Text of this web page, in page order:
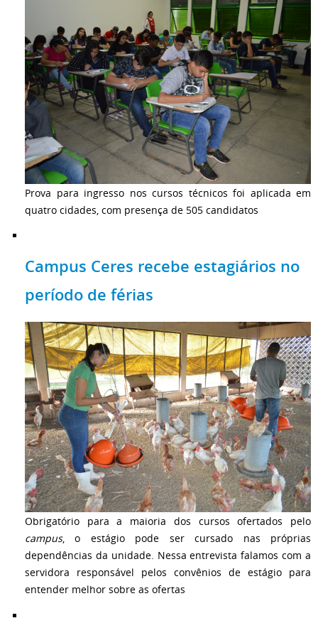
Prova para ingresso nos cursos técnicos foi aplicada em
quatro cidades, com presença de 505 candidatos
Campus Ceres recebe estagiários no
período de férias
Obrigatório para a maioria dos cursos ofertados pelo
campus, o estágio pode ser cursado nas próprias
dependências da unidade. Nessa entrevista falamos com a
servidora responsável pelos convênios de estágio para
entender melhor sobre as ofertas